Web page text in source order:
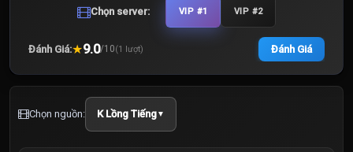
Chọn server: VIP #1 VIP #2
Đánh Giá:★9.0/10(1 lượt) Đánh Giá
Chọn nguồn: K Lồng Tiếng▼